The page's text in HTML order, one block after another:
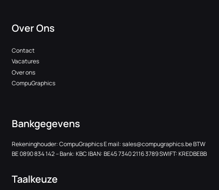
Over Ons
Contact
Vacatures
Over ons
CompuGraphics
Bankgegevens
Rekeninghouder: CompuGraphics E mail:sales@compugraphics.beBTW
BE 0890 834 142 – Bank: KBC IBAN: BE45 7340 2116 3789 SWIFT: KREDBEBB
Taalkeuze